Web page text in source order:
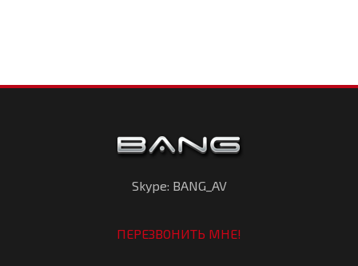
Skype: BANG_AV
ПЕРЕЗВОНИТЬ МНЕ!